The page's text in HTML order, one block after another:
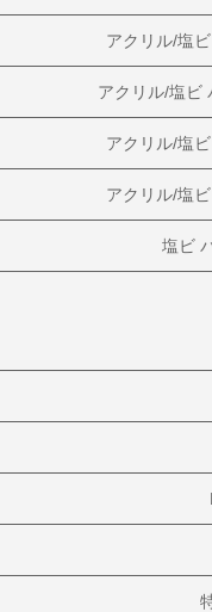
アクリル/塩
アクリル/塩ビ
アクリル/塩
アクリル/塩
塩ビ